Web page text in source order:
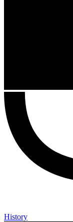
History